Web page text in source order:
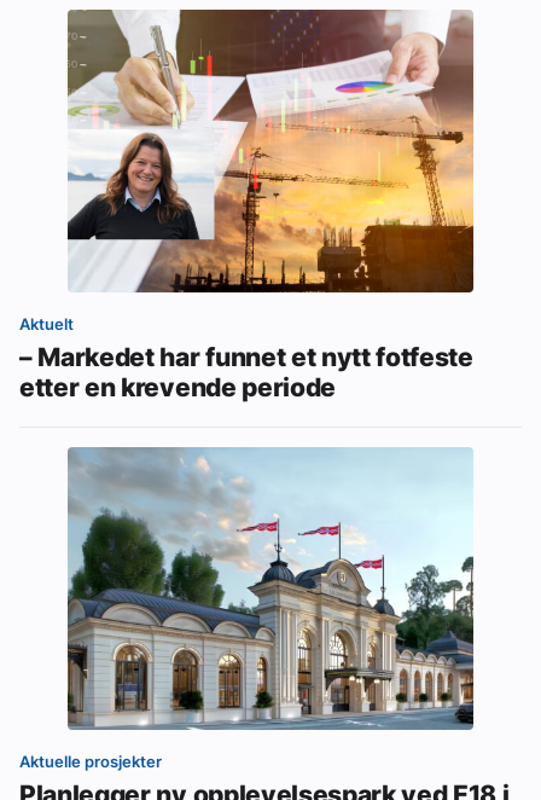
Aktuelt
– Markedet har funnet et nytt fotfeste
etter en krevende periode
Aktuelle prosjekter
Planlegger ny opplevelsespark ved E18 i